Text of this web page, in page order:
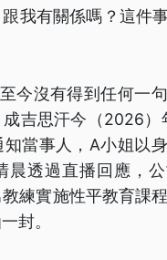
我有關係嗎？這件
今沒有得到任何一
吉思汗今（2026）
當事人，A小姐以
晨透過直播回應，
練實施性平教育課
封。